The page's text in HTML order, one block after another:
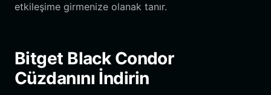
etkileşime girmenize olanak tanır.
Bitget Black Condor
Cüzdanını İndirin